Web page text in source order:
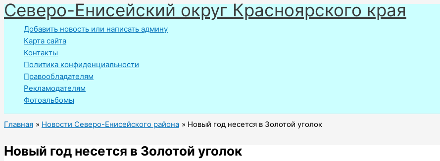
Перейти
к
содержимому
Северо-Енисейский округ Красноярского края
Добавить новость или написать админу
Карта сайта
Контакты
Политика конфиденциальности
Правообладателям
Рекламодателям
Фотоальбомы
Главная Новости Северо-Енисейского района Новый год несется в Золотой уголок
Новый год несется в Золотой уголок